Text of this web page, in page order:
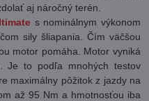
aj náročný terén.
s nominálnym výkonom
sily šliapania. Čím väčšou
motor pomáha. Motor vyniká
Je to podľa mnohých testov
maximálny pôžitok z jazdy na
až 95 Nm a hmotnosťou iba